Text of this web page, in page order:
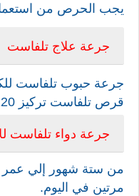
يجب الحرص من
جرعة علاج تلفاست
جرعة حبوب تلفاست
قرص تلفاست تركيز 120 ملجم.
جرعة دواء تلفاست
مرتين في اليوم.